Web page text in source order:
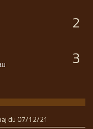
2
3
du 07/12/21